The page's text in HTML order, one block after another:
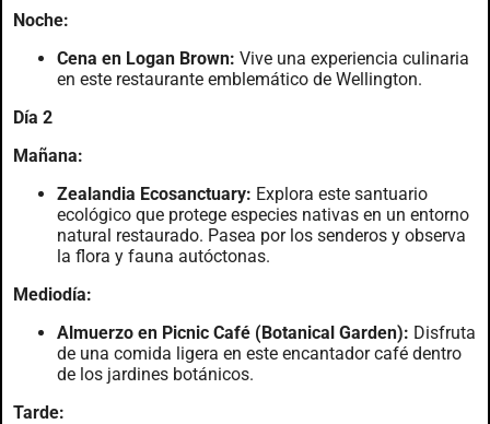
Noche:
Cena en Logan Brown: Vive una experiencia culinaria
en este restaurante emblemático de Wellington.
Día 2
Mañana:
Zealandia Ecosanctuary: Explora este santuario
ecológico que protege especies nativas en un entorno
natural restaurado. Pasea por los senderos y observa
la flora y fauna autóctonas.
Mediodía:
Almuerzo en Picnic Café (Botanical Garden): Disfruta
de una comida ligera en este encantador café dentro
de los jardines botánicos.
Tarde: